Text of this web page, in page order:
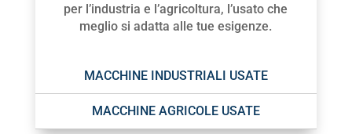
per l’industria e l’agricoltura, l’usato che
meglio si adatta alle tue esigenze.
MACCHINE INDUSTRIALI USATE
MACCHINE AGRICOLE USATE